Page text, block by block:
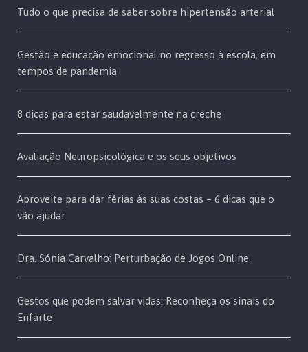
Tudo o que precisa de saber sobre hipertensão arterial
Gestão e educação emocional no regresso à escola, em
tempos de pandemia
8 dicas para estar saudavelmente na creche
Avaliação Neuropsicológica e os seus objetivos
Aproveite para dar férias às suas costas – 6 dicas que o
vão ajudar
Dra. Sónia Carvalho: Perturbação de Jogos Online
Gestos que podem salvar vidas: Reconheça os sinais do
Enfarte